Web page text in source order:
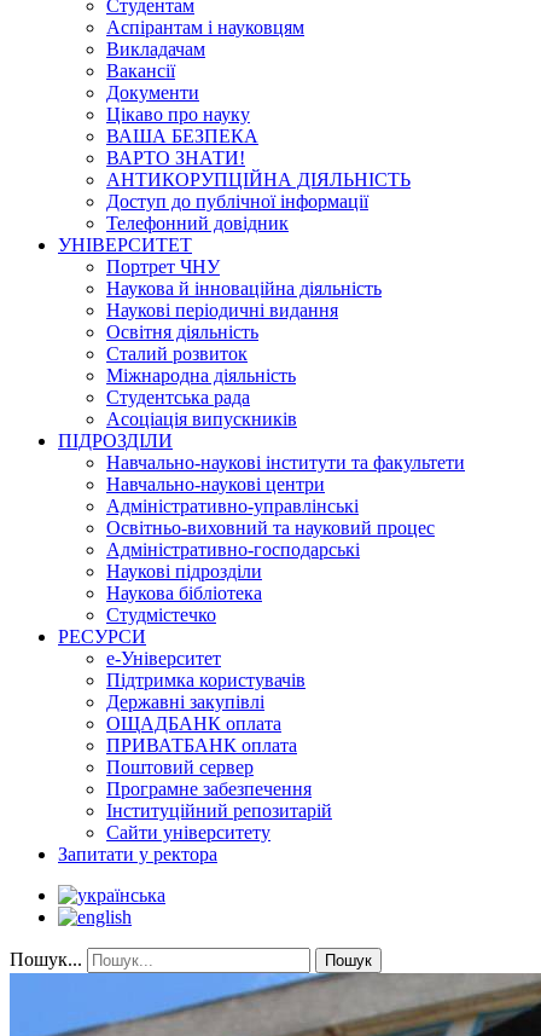
Студентам
Аспірантам і науковцям
Викладачам
Вакансії
Документи
Цікаво про науку
ВАША БЕЗПЕКА
ВАРТО ЗНАТИ!
АНТИКОРУПЦІЙНА ДІЯЛЬНІСТЬ
Доступ до публічної інформації
Телефонний довідник
УНІВЕРСИТЕТ
Портрет ЧНУ
Наукова й інноваційна діяльність
Наукові періодичні видання
Освітня діяльність
Сталий розвиток
Міжнародна діяльність
Студентська рада
Асоціація випускників
ПІДРОЗДІЛИ
Навчально-наукові інститути та факультети
Навчально-наукові центри
Адміністративно-управлінські
Освітньо-виховний та науковий процес
Адміністративно-господарські
Наукові підрозділи
Наукова бібліотека
Студмістечко
РЕСУРСИ
е-Університет
Підтримка користувачів
Державні закупівлі
ОЩАДБАНК оплата
ПРИВАТБАНК оплата
Поштовий сервер
Програмне забезпечення
Інституційний репозитарій
Сайти університету
Запитати у ректора
Пошук... Пошук